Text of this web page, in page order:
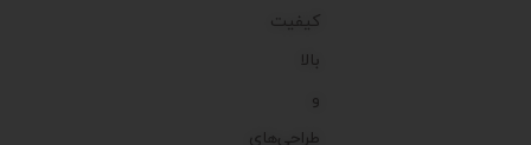
کیفیت
بالا
و
طراحی‌های